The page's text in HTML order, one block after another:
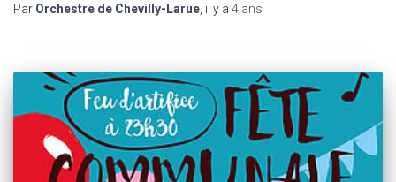
Par Orchestre de Chevilly-Larue , il y a 4 ans